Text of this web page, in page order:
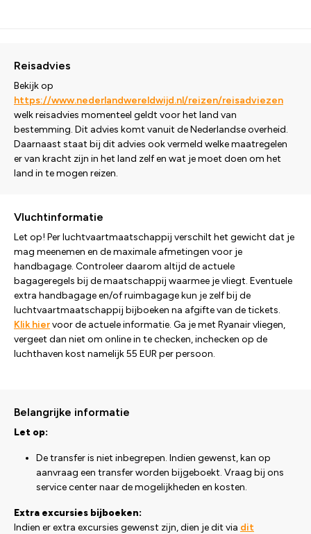
Reisadvies
Bekijk op
https://www.nederlandwereldwijd.nl/reizen/reisadviezen
welk reisadvies momenteel geldt voor het land van
bestemming. Dit advies komt vanuit de Nederlandse overheid.
Daarnaast staat bij dit advies ook vermeld welke maatregelen
er van kracht zijn in het land zelf en wat je moet doen om het
land in te mogen reizen.
Vluchtinformatie
Let op! Per luchtvaartmaatschappij verschilt het gewicht dat je
mag meenemen en de maximale afmetingen voor je
handbagage. Controleer daarom altijd de actuele
bagageregels bij de maatschappij waarmee je vliegt. Eventuele
extra handbagage en/of ruimbagage kun je zelf bij de
luchtvaartmaatschappij bijboeken na afgifte van de tickets.
Klik hiervoor de actuele informatie. Ga je met Ryanair vliegen,
vergeet dan niet om online in te checken, inchecken op de
luchthaven kost namelijk 55 EUR per persoon.
Belangrijke informatie
Let op:
De transfer is niet inbegrepen. Indien gewenst, kan op
aanvraag een transfer worden bijgeboekt. Vraag bij ons
service center naar de mogelijkheden en kosten.
Extra excursies bijboeken:
Indien er extra excursies gewenst zijn, dien je dit via dit